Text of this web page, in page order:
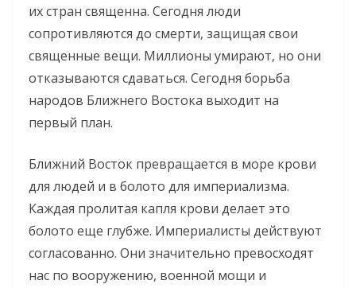
их стран священна. Сегодня люди
сопротивляются до смерти, защищая свои
священные вещи. Миллионы умирают, но они
отказываются сдаваться. Сегодня борьба
народов Ближнего Востока выходит на
первый план.
Ближний Восток превращается в море крови
для людей и в болото для империализма.
Каждая пролитая капля крови делает это
болото еще глубже. Империалисты действуют
согласованно. Они значительно превосходят
нас по вооружению, военной мощи и